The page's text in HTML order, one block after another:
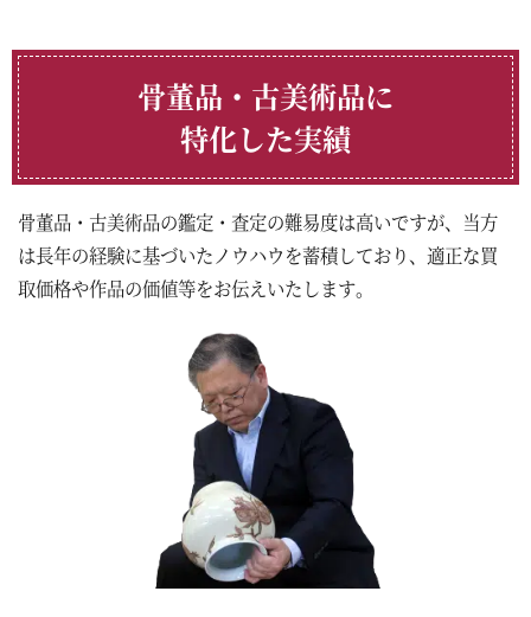
骨董品・古美術品に
特化した実績
骨董品・古美術品の鑑定・査定の難易度は高いですが、当方
は長年の経験に基づいたノウハウを蓄積しており、適正な買
取価格や作品の価値等をお伝えいたします。